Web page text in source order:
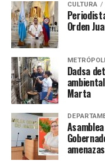
CULTURA
Orden
Dadsa
Marta
amenazas